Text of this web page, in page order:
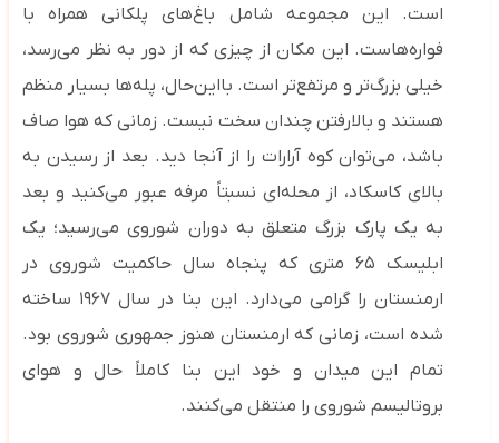
است. این مجموعه شامل باغ‌های پلکانی همراه با
فواره‌هاست. این مکان از چیزی که از دور به نظر می‌رسد،
خیلی بزرگ‌تر و مرتفع‌تر است. بااین‌حال، پله‌ها بسیار منظم
هستند و بالارفتن چندان سخت نیست. زمانی که هوا صاف
باشد، می‌توان کوه آرارات را از آنجا دید. بعد از رسیدن به
بالای کاسکاد، از محله‌ای نسبتاً مرفه عبور می‌کنید و بعد
به یک پارک بزرگ متعلق به دوران شوروی می‌رسید؛ یک
ابلیسک ۶۵ متری که پنجاه سال حاکمیت شوروی در
ارمنستان را گرامی می‌دارد. این بنا در سال ۱۹۶۷ ساخته
شده است، زمانی که ارمنستان هنوز جمهوری شوروی بود.
تمام این میدان و خود این بنا کاملاً حال‌ و هوای
بروتالیسم شوروی را منتقل می‌کنند.